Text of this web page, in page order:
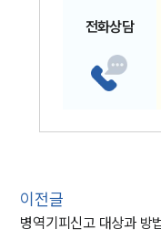
전화상담
이전글
병역기피신고 대상과 방